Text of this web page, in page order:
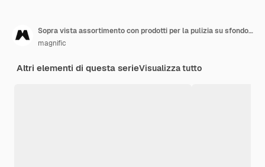
Sopra vista assortimento con prodotti per la pulizia su sfondo bianco
magnific
Altri elementi di questa serieVisualizza tutto